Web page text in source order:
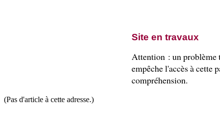
Site en travaux
Attention : un problème
empêche l'accès à cette
compréhension.
(Pas d'article à cette adresse.)